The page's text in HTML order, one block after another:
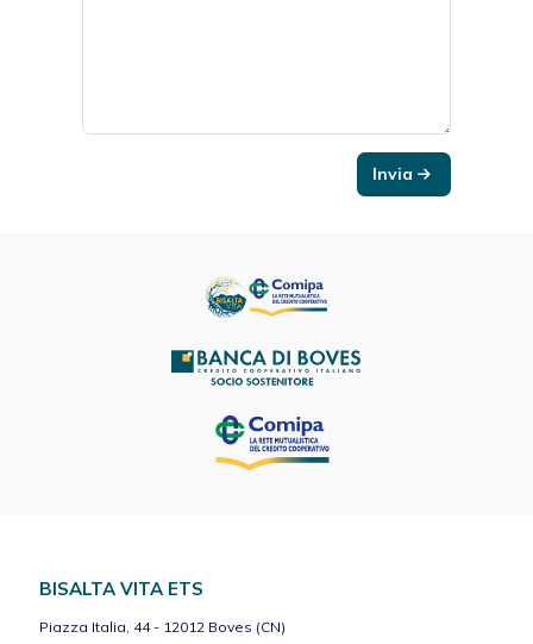
Invia
BISALTA VITA ETS
Piazza Italia, 44 - 12012 Boves (CN)